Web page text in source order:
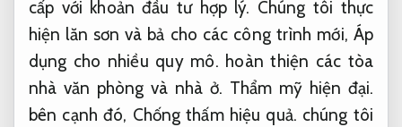
cấp với khoản đầu tư hợp lý. Chúng tôi thực
hiện lăn sơn và bả cho các công trình mới, Áp
dụng cho nhiều quy mô. hoàn thiện các tòa
nhà văn phòng và nhà ở. Thẩm mỹ hiện đại.
bên cạnh đó, Chống thấm hiệu quả. chúng tôi